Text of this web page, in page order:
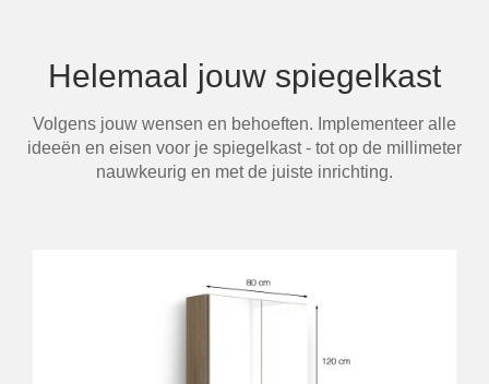
Helemaal jouw spiegelkast
Volgens jouw wensen en behoeften. Implementeer alle
ideeën en eisen voor je spiegelkast - tot op de millimeter
nauwkeurig en met de juiste inrichting.